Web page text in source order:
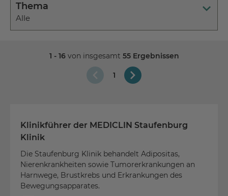
Thema
Alle
1
1 - 16 von insgesamt 55 Ergebnissen
Klinikführer der MEDICLIN Staufenburg
Klinik
Die Staufenburg Klinik behandelt Adipositas,
Nierenkrankheiten sowie Tumorerkrankungen an
Harnwege, Brustkrebs und Erkrankungen des
Bewegungsapparates.